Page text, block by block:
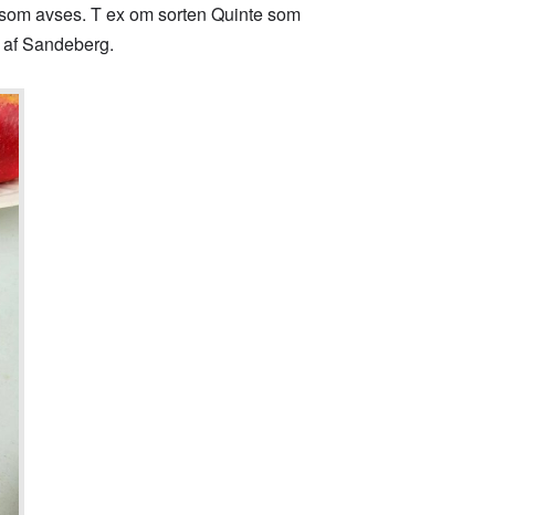
avses. T ex om sorten Quinte som
Sandeberg.